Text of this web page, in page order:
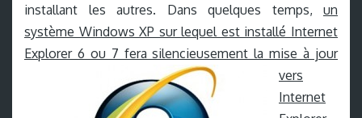
installant les autres. Dans quelques temps, un
système Windows XP sur lequel est installé Internet
Explorer 6 ou 7 fera silencieusement la mise à jour
vers
Internet